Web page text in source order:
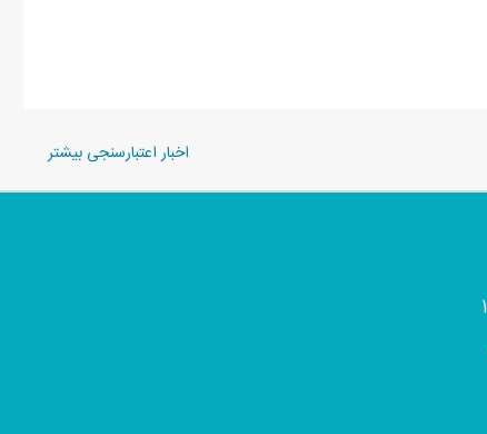
اخبار اعتبارسنجی بیشتر